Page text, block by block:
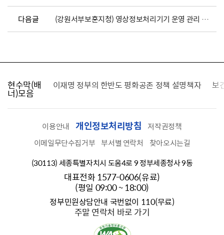
다음글 (강원서부보훈지청) 영상정보처리기기 운영 관리 방침 개정
현수막(배
너)모음
찾습니다 이재명 정부의 한반도 평화공존 정책 설명책자 보
이용안내 개인정보처리방침
저작권정책
이메일무단수집거부 부서별 연락처
찾아오시는길
(30113) 세종특별자치시 도움4로 9 정부세종청사 9동
대표전화 1577-0606(유료)
(평일 09:00 ~ 18:00)
정부민원상담안내 국번없이 110(무료)
주말 연락처 바로 가기